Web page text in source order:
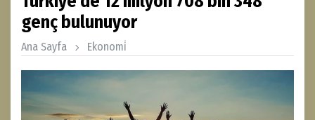
genç bulunuyor
Ana Sayfa Ekonomi̇